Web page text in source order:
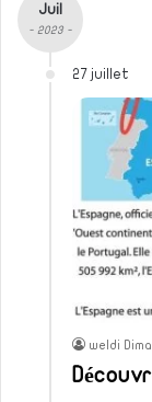
Juil
- 2023 -
27 juillet
weldi